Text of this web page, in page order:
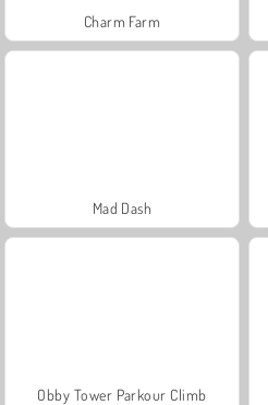
Charm Farm
Mad Dash
Obby Tower Parkour Climb